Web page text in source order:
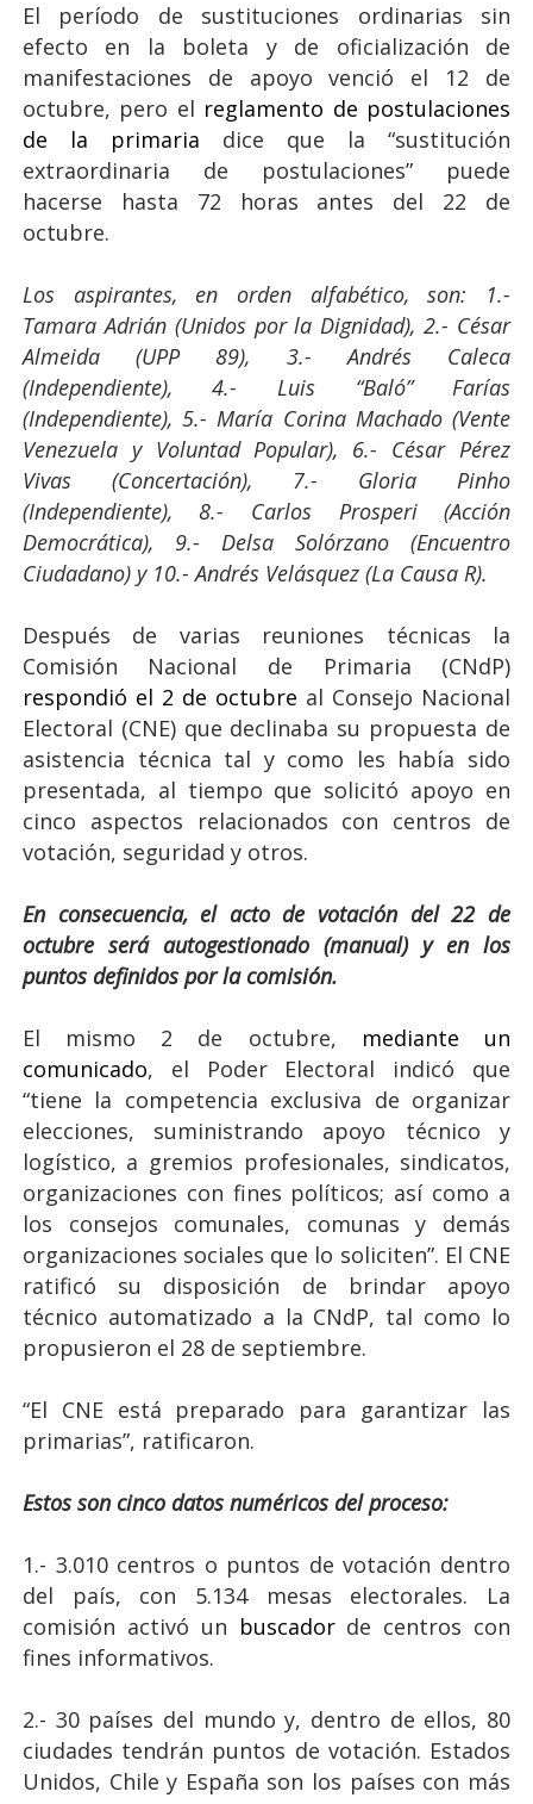
El período de sustituciones ordinarias sin
efecto en la boleta y de oficialización de
manifestaciones de apoyo venció el 12 de
octubre, pero el reglamento de postulaciones
de la primaria dice que la “sustitución
extraordinaria de postulaciones” puede
hacerse hasta 72 horas antes del 22 de
octubre.
Los aspirantes, en orden alfabético, son: 1.-
Tamara Adrián (Unidos por la Dignidad), 2.- César
Almeida (UPP 89), 3.- Andrés Caleca
(Independiente), 4.- Luis “Baló” Farías
(Independiente), 5.- María Corina Machado (Vente
Venezuela y Voluntad Popular), 6.- César Pérez
Vivas (Concertación), 7.- Gloria Pinho
(Independiente), 8.- Carlos Prosperi (Acción
Democrática), 9.- Delsa Solórzano (Encuentro
Ciudadano) y 10.- Andrés Velásquez (La Causa R).
Después de varias reuniones técnicas la
Comisión Nacional de Primaria (CNdP)
respondió el 2 de octubre al Consejo Nacional
Electoral (CNE) que declinaba su propuesta de
asistencia técnica tal y como les había sido
presentada, al tiempo que solicitó apoyo en
cinco aspectos relacionados con centros de
votación, seguridad y otros.
En consecuencia, el acto de votación del 22 de
octubre será autogestionado (manual) y en los
puntos definidos por la comisión.
El mismo 2 de octubre, mediante un
comunicado, el Poder Electoral indicó que
“tiene la competencia exclusiva de organizar
elecciones, suministrando apoyo técnico y
logístico, a gremios profesionales, sindicatos,
organizaciones con fines políticos; así como a
los consejos comunales, comunas y demás
organizaciones sociales que lo soliciten”. El CNE
ratificó su disposición de brindar apoyo
técnico automatizado a la CNdP, tal como lo
propusieron el 28 de septiembre.
“El CNE está preparado para garantizar las
primarias”, ratificaron.
Estos son cinco datos numéricos del proceso:
1.- 3.010 centros o puntos de votación dentro
del país, con 5.134 mesas electorales. La
comisión activó un buscadorde centros con
fines informativos.
2.- 30 países del mundo y, dentro de ellos, 80
ciudades tendrán puntos de votación. Estados
Unidos, Chile y España son los países con más